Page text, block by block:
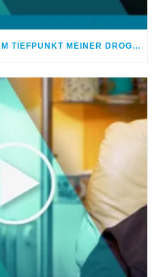
GOTT BEGEGNETE MIR AM TIEFPUNKT MEINER DROGENSUCHT